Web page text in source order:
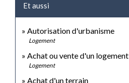
Et aussi
Autorisation d'urbanisme
Logement
Achat ou vente d'un logement
Logement
Achat d'un terrain